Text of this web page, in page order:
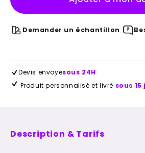
Demander un échantillon
Devis envoyésous 24H
Produit personnalisé et livré sous
Description & Tarifs